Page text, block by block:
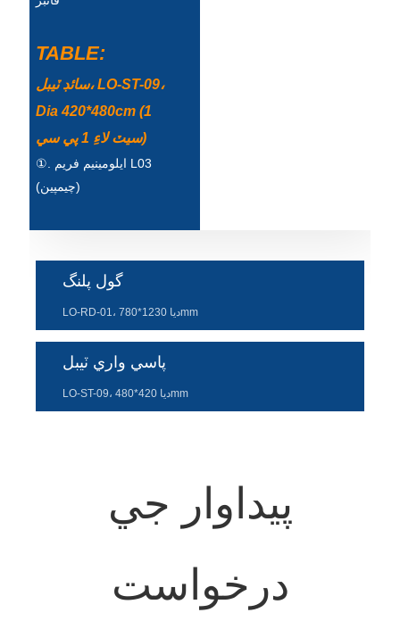
中文
Esperanto
TABLE:
سائڊ ٽيبل، LO-ST-09،
Dia 420*480cm (1
سيٽ لاءِ 1 پي سي)
①. ايلومينيم فريم L03
(چيمپين)
گول پلنگ
LO-RD-01، ديا 1230*780mm
پاسي واري ٽيبل
LO-ST-09، ديا 420*480mm
پيداوار جي
درخواست